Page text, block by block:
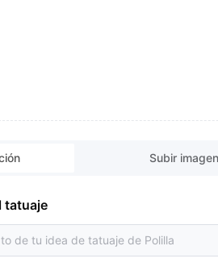
Subir imagen
tatuaje